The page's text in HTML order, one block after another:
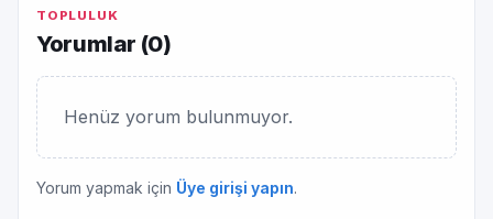
TOPLULUK
Yorumlar (0)
Henüz yorum bulunmuyor.
Yorum yapmak için Üye girişi yapın.